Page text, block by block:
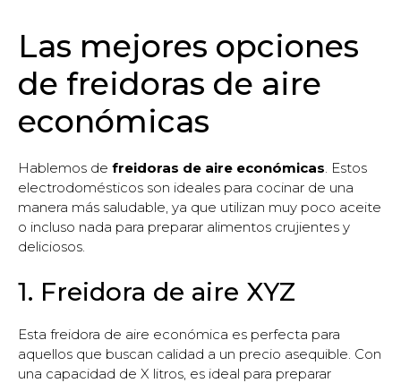
Las mejores opciones
de freidoras de aire
económicas
Hablemos de freidoras de aire económicas. Estos
electrodomésticos son ideales para cocinar de una
manera más saludable, ya que utilizan muy poco aceite
o incluso nada para preparar alimentos crujientes y
deliciosos.
1. Freidora de aire XYZ
Esta freidora de aire económica es perfecta para
aquellos que buscan calidad a un precio asequible. Con
una capacidad de X litros, es ideal para preparar